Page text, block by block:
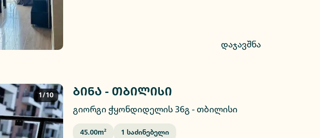
დაჯავშნა
1/10 ბინა - თბილისი
გიორგი ჭყონდიდელის 36გ -თბილისი
45.00M² 1 Საძინებელი